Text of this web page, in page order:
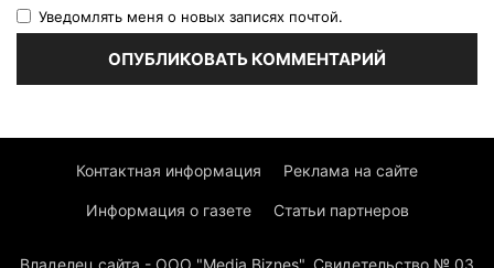
Уведомлять меня о новых записях почтой.
Контактная информация Реклама на сайте
Информация о газете Статьи партнеров
Владелец сайта - ООО "Media Biznes". Свидетельство № 03